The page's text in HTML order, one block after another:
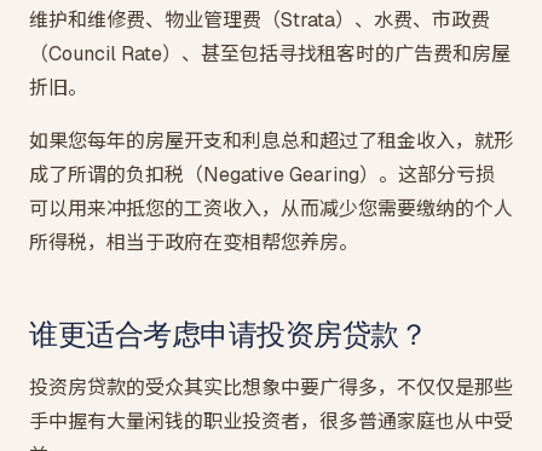
维护和维修费、物业管理费（Strata）、水费、市政费
（Council Rate）、甚至包括寻找租客时的广告费和房屋
折旧。
如果您每年的房屋开支和利息总和超过了租金收入，就形
成了所谓的负扣税（Negative Gearing）。这部分亏损
可以用来冲抵您的工资收入，从而减少您需要缴纳的个人
所得税，相当于政府在变相帮您养房。
谁更适合考虑申请投资房贷款？
投资房贷款的受众其实比想象中要广得多，不仅仅是那些
手中握有大量闲钱的职业投资者，很多普通家庭也从中受